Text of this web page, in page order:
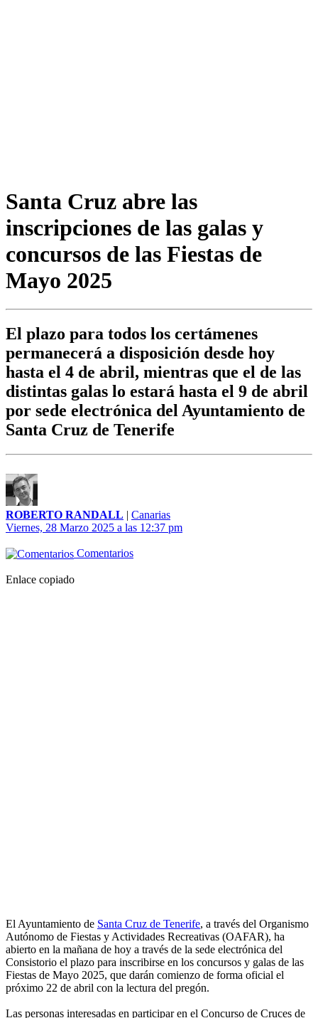
Santa Cruz abre las
inscripciones de las galas y
concursos de las Fiestas de
Mayo 2025
El plazo para todos los certámenes
permanecerá a disposición desde hoy
hasta el 4 de abril, mientras que el de las
distintas galas lo estará hasta el 9 de abril
por sede electrónica del Ayuntamiento de
Santa Cruz de Tenerife
ROBERTO RANDALL | Canarias
Viernes, 28 Marzo 2025 a las 12:37 pm
Comentarios
Enlace copiado
El Ayuntamiento de Santa Cruz de Tenerife, a través del Organismo
Autónomo de Fiestas y Actividades Recreativas (OAFAR), ha
abierto en la mañana de hoy a través de la sede electrónica del
Consistorio el plazo para inscribirse en los concursos y galas de las
Fiestas de Mayo 2025, que darán comienzo de forma oficial el
próximo 22 de abril con la lectura del pregón.
Las personas interesadas en participar en el Concurso de Cruces de